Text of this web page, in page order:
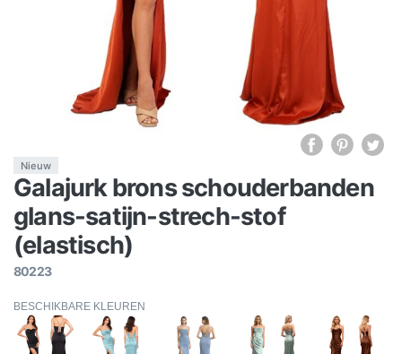
Nieuw
Galajurk brons schouderbanden
glans-satijn-strech-stof
(elastisch)
80223
BESCHIKBARE KLEUREN